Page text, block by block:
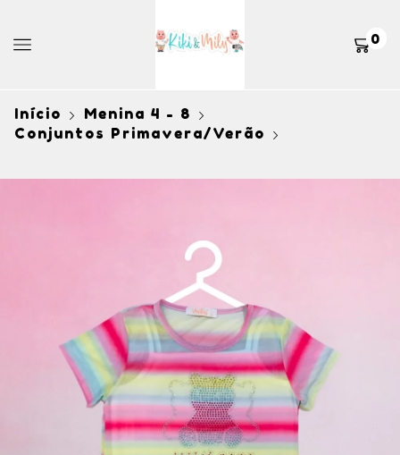
0
Início
Menina 4 - 8
Conjuntos Primavera/Verão